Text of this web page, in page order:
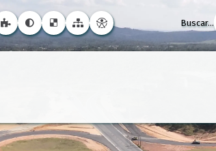
Buscar...